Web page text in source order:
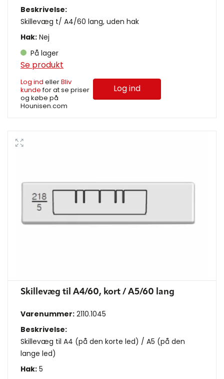
Beskrivelse:
Skillevæg t/ A4/60 lang, uden hak
Hak: Nej
På lager
Se produkt
Log ind ellerBliv
kundefor at se priser
og købe på
Hounisen.com
Log ind
Skillevæg til A4/60, kort / A5/60 lang
Varenummer: 2110.1045
Beskrivelse:
Skillevæg til A4 (på den korte led) / A5 (på den
lange led)
Hak: 5